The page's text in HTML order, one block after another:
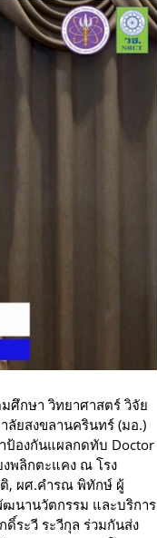
ศึกษา วิทยาศาสตร์ วิจัย
ลัยสงขลานครินทร์ (มอ.)
ป้องกันแผลกดทับ Doctor
งพลิกตะแคง ณ โรง
ติ, ผศ.คำรณ พิทักษ์ ผู้
นานวัตกรรม และบริการ
ระวี ระวีกุล ร่วมกันส่ง